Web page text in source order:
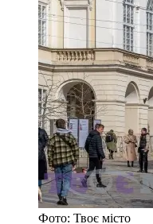
Фото: Твоє місто